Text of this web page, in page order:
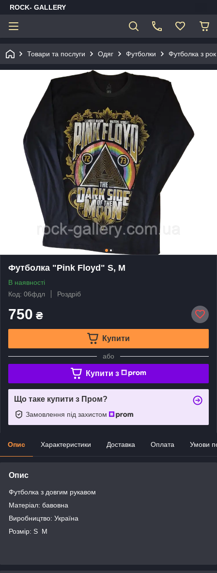
ROCK- GALLERY
Товари та послуги Одяг Футболки Футболка з
Футболка "Pink Floyd" S, M
В наявності
Код: 06фдл
Роздріб
750 ₴
Купити
або
Купити з
Що таке купити з Пром?
Замовлення під захистом
Опис Характеристики Доставка Оплата Умови
Опис
Футболка з довгим рукавом
Матеріал: бавовна
Виробництво: Україна
Розмір: S M